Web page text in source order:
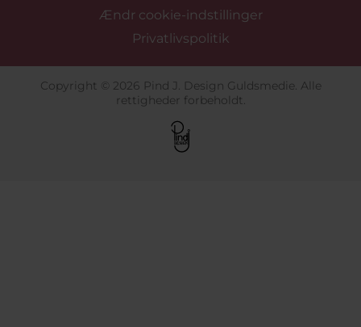
Ændr cookie-indstillinger
Privatlivspolitik
Copyright © 2026 Pind J. Design Guldsmedie. Alle
rettigheder forbeholdt.